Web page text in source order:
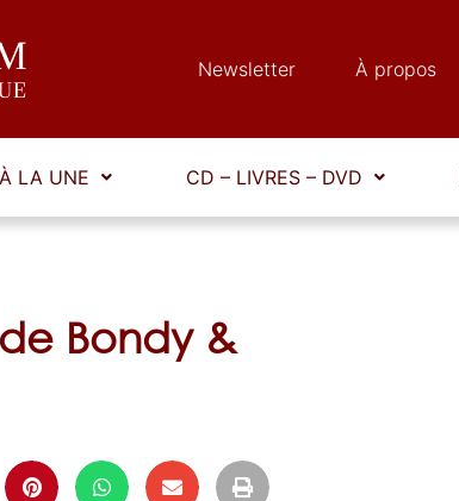
Newsletter À propos
À LA UNE CD – LIVRES – DVD
Bondy &